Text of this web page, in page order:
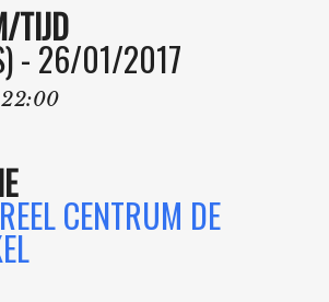
TIJD
- 26/01/2017
CENTRUM DE